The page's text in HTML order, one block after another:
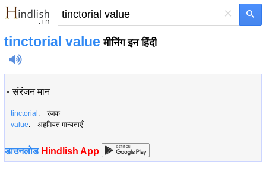
×
tinctorial value मीनिंग इन हिंदी
•संरंजन मान
tinctorial : रंजक
value: अहमियत मान्यताएँ
डाउनलोड Hindlish App